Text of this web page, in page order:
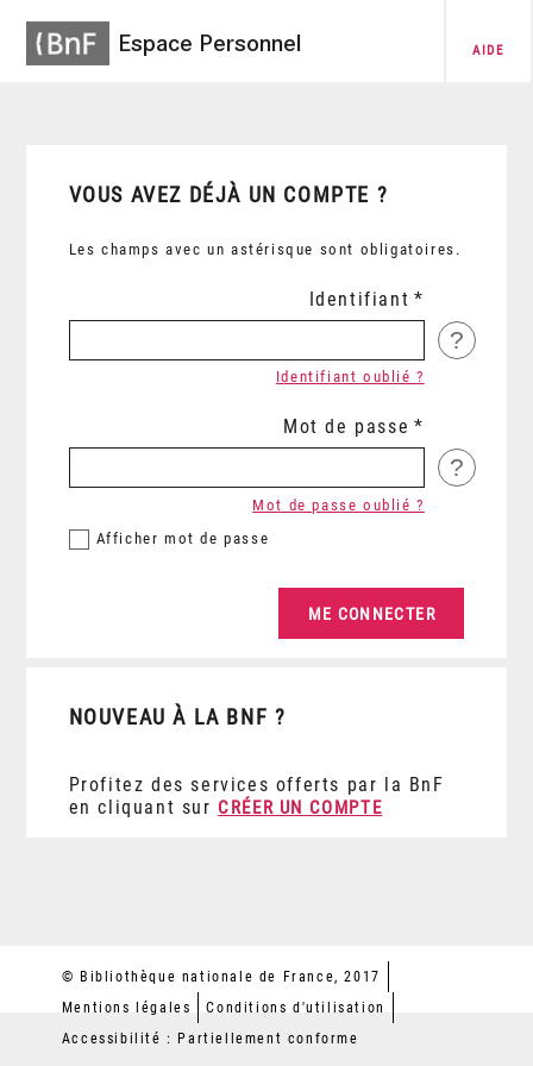
Espace Personnel AIDE
VOUS AVEZ DÉJÀ UN COMPTE ?
Les champs avec un astérisque sont obligatoires.
Identifiant
?
Identifiant oublié ?
Mot de passe
?
Afficher mot de passe
Mot de passe oublié ?
NOUVEAU À LA BNF ?
Profitez des services offerts par la BnF
en cliquant sur CRÉER UN COMPTE
© Bibliothèque nationale de France, 2017
Mentions légales
Conditions d'utilisation
Accessibilité : Partiellement conforme